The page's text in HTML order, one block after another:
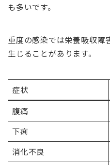
も多いです。
重度の感染では栄養吸収障
生じることがあります。
症状
腹痛
下痢
消化不良